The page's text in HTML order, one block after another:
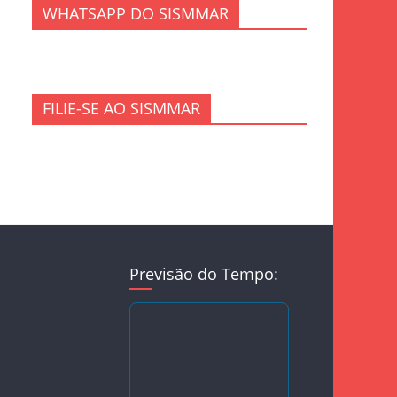
WHATSAPP DO SISMMAR
FILIE-SE AO SISMMAR
Previsão do Tempo: